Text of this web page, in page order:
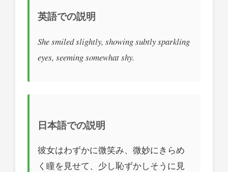
英語での説明
She smiled slightly, showing subtly sparkling
eyes, seeming somewhat shy.
日本語での説明
彼女はわずかに微笑み、微妙にきらめ
く瞳を見せて、少し恥ずかしそうに見